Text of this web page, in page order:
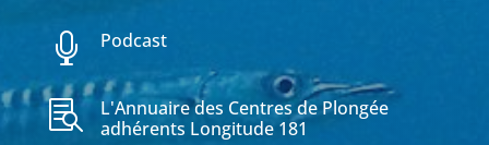
 Podcast

L'Annuaire des Centres de Plongée
adhérents Longitude 181